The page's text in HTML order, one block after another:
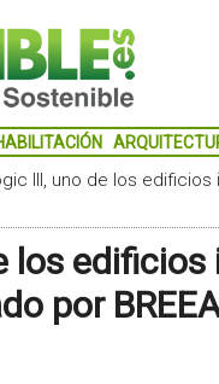
III, uno de los
los
por